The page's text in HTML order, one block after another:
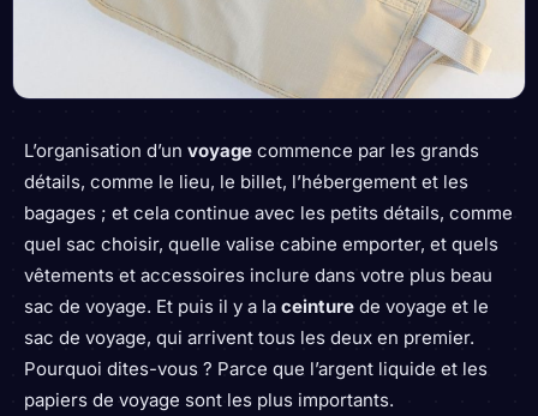
L’organisation d’un voyage commence par les grands
détails, comme le lieu, le billet, l’hébergement et les
bagages ; et cela continue avec les petits détails, comme
quel sac choisir, quelle valise cabine emporter, et quels
vêtements et accessoires inclure dans votre plus beau
sac de voyage. Et puis il y a la ceinture de voyage et le
sac de voyage, qui arrivent tous les deux en premier.
Pourquoi dites-vous ? Parce que l’argent liquide et les
papiers de voyage sont les plus importants.